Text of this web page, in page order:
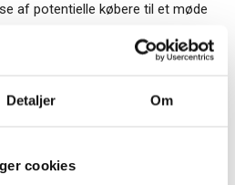
Detaljer Om
cookies
af potentielle købere til et møde
skal præsentere virksomheden
der skal drøftes synergier
dig vores